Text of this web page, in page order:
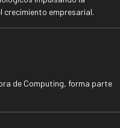
crecimiento empresarial.
de Computing, forma parte